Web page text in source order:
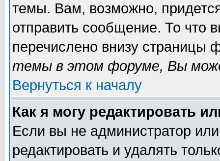
темы. Вам, возможно,
отправить сообщение. То что
перечислено внизу страницы
темы в этом форуме, Вы
Вернуться к началу
Как я могу редактировать
Если вы не администратор
редактировать и удалять